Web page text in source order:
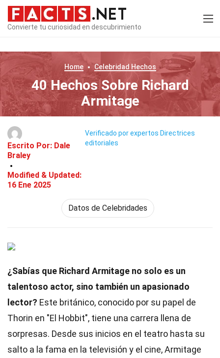
Convierte tu curiosidad en descubrimiento
Home Celebridad Hechos
40 Hechos Sobre Richard
Armitage
Escrito Por: Dale
Braley
Modified & Updated:
16 Ene 2025
Verificado por expertos Directrices
editoriales
Datos de Celebridades
¿Sabías que Richard Armitage no solo es un
talentoso actor, sino también un apasionado
lector? Este británico, conocido por su papel de
Thorin en "El Hobbit", tiene una carrera llena de
sorpresas. Desde sus inicios en el teatro hasta su
salto a la fama en la televisión y el cine, Armitage